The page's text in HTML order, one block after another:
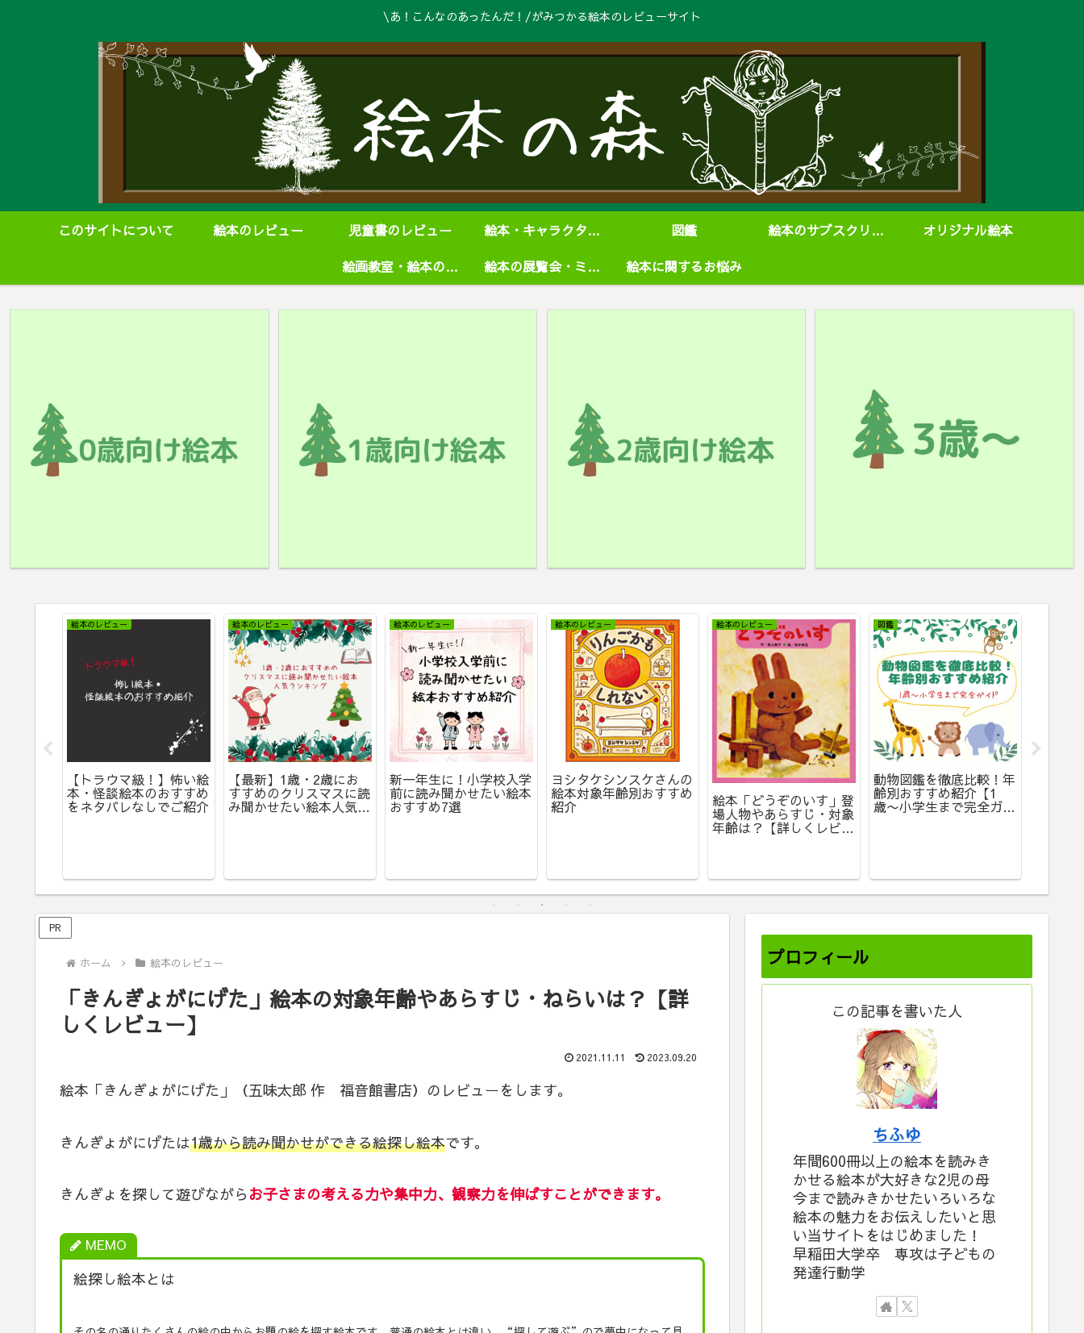
\あ！こんなのあったんだ！/がみつかる絵本のレビューサイト
このサイトについて 絵本のレビュー 児童書のレビュー 絵本・キャラクターグッズ 図鑑 絵本のサブスクリプション オリジナル絵本
絵画教室・絵本の学校 絵本の展覧会・ミュージアム 絵本に関するお悩み
絵本のレビュー
【トラウマ級！】怖い絵
本・怪談絵本のおすすめ
をネタバレなしでご紹介
絵本のレビュー
【最新】1歳・2歳にお
すすめのクリスマスに読
み聞かせたい絵本人気ラ
絵本のレビュー
新一年生に！小学校入学
前に読み聞かせたい絵本
おすすめ7選
絵本のレビュー
ヨシタケシンスケさんの
絵本対象年齢別おすすめ
紹介
絵本のレビュー
絵本「どうぞのいす」登
場人物やあらすじ・対象
年齢は？【詳しくレビュ
図鑑
動物図鑑を徹底比較！年
齢別おすすめ紹介【1
歳〜小学生まで完全ガイ
PR
ホーム 絵本のレビュー
「きんぎょがにげた」絵本の対象年齢やあらすじ・ねらいは？【詳
しくレビュー】
2021.11.11 2023.09.20
絵本「きんぎょがにげた」（五味太郎 作 福音館書店）のレビューをします。
きんぎょがにげたは1歳から読み聞かせができる絵探し絵本です。
きんぎょを探して遊びながら お子さまの考える力や集中力、観察力を伸ばすことができます。
MEMO
絵探し絵本とは
プロフィール
この記事を書いた人
ちふゆ
年間600冊以上の絵本を読みき
かせる絵本が大好きな2児の母
今まで読みきかせたいろいろな
絵本の魅力をお伝えしたいと思
い当サイトをはじめました！
早稲田大学卒 専攻は子どもの
発達行動学